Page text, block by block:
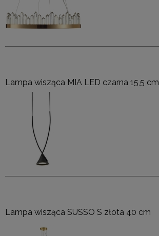
Lampa wisząca MIA LED czarna 15,5 cm
Lampa wisząca SUSSO S złota 40 cm